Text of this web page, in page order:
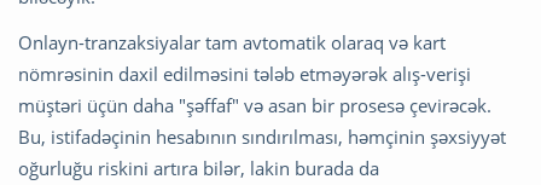
Onlayn-tranzaksiyalar tam avtomatik olaraq və kart
nömrəsinin daxil edilməsini tələb etməyərək alış-verişi
müştəri üçün daha "şəffaf" və asan bir prosesə çevirəcək.
Bu, istifadəçinin hesabının sındırılması, həmçinin şəxsiyyət
oğurluğu riskini artıra bilər, lakin burada da